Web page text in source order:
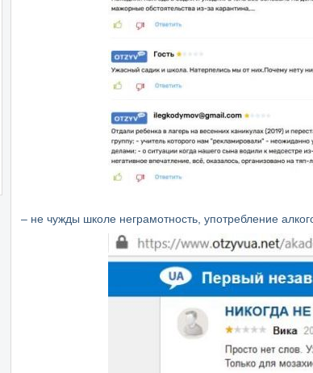
– не чужды школе неграмотность, употребление